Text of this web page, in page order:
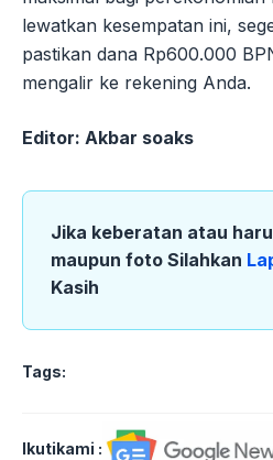
lewatkan kesempatan ini,
pastikan dana Rp600.000
mengalir ke rekening Anda.
Editor: Akbar soaks
Jika keberatan atau
maupun foto Silahkan
Kasih
Tags:
Ikutikami :